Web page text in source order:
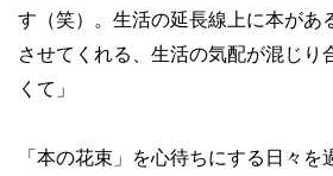
す（笑）。生活の延長線上に本があ
させてくれる、生活の気配が混じり
くて」
「本の花束」を心待ちにする日々を